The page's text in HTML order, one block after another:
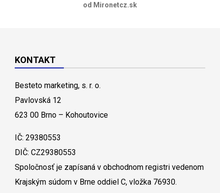
od Mironetcz.sk
KONTAKT
Besteto marketing, s. r. o.
Pavlovská 12
623 00 Brno – Kohoutovice
IČ: 29380553
DIČ: CZ29380553
Spoločnosť je zapísaná v obchodnom registri vedenom
Krajským súdom v Brne oddiel C, vložka 76930.